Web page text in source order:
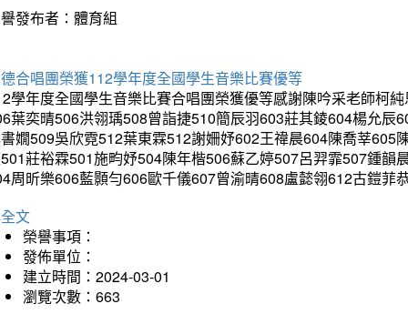
發布者：體育組
合唱團榮獲112學年度全國學生音樂比賽優等
學年度全國學生音樂比賽合唱團榮獲優等感謝陳吟采老師柯
葉奕晴506洪翎瑀508曾詣捷510簡辰羽603莊其錂604楊允
嫺509吳欣霓512葉東霖512謝姍妤602王禕晨604陳喬莘
莊裕霖501施畇妤504陳年楷506蘇乙婷507呂羿霏507鍾
周昕樂606藍顥勻606歐千儀607曾渝晴608盧懿翎612古鎧菲
文
榮譽事項：
發佈單位：
建立時間：2024-03-01
瀏覽次數：663